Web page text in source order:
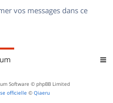
vos messages dans ce
Software © phpBB Limited
officielle © Qiaeru